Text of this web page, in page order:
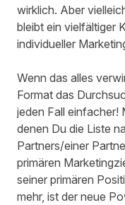
wirklich. Aber
bleibt ein vielfältiger
individueller
Wenn das alles
Format das
jeden Fall einfacher!
denen Du die Liste
Partners/einer
primären
seiner primären
mehr, ist der neue